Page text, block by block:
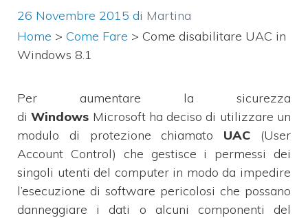
26 Novembre 2015 di Martina
Home > Come Fare > Come disabilitare UAC in
Windows 8.1
Per aumentare la sicurezza
diWindows Microsoft ha deciso di utilizzare un
modulo di protezione chiamato UAC (User
Account Control) che gestisce i permessi dei
singoli utenti del computer in modo da impedire
l’esecuzione di software pericolosi che possano
danneggiare i dati o alcuni componenti del